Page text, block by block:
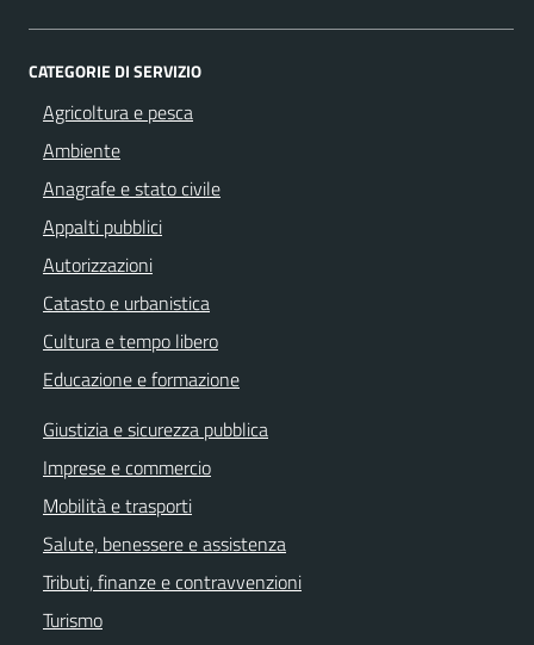
CATEGORIE DI SERVIZIO
Agricoltura e pesca
Ambiente
Anagrafe e stato civile
Appalti pubblici
Autorizzazioni
Catasto e urbanistica
Cultura e tempo libero
Educazione e formazione
Giustizia e sicurezza pubblica
Imprese e commercio
Mobilità e trasporti
Salute, benessere e assistenza
Tributi, finanze e contravvenzioni
Turismo